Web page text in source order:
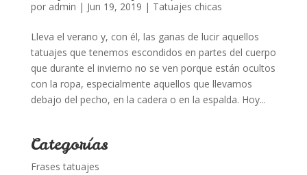
por admin | Jun 19, 2019 | Tatuajes chicas
Lleva el verano y, con él, las ganas de lucir aquellos
tatuajes que tenemos escondidos en partes del cuerpo
que durante el invierno no se ven porque están ocultos
con la ropa, especialmente aquellos que llevamos
debajo del pecho, en la cadera o en la espalda. Hoy...
Categorías
Frases tatuajes